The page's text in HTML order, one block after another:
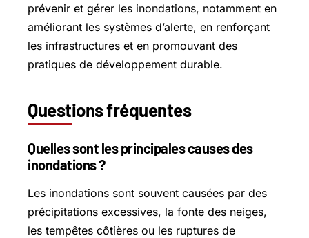
prévenir et gérer les inondations, notamment en
améliorant les systèmes d’alerte, en renforçant
les infrastructures et en promouvant des
pratiques de développement durable.
Questions fréquentes
Quelles sont les principales causes des
inondations ?
Les inondations sont souvent causées par des
précipitations excessives, la fonte des neiges,
les tempêtes côtières ou les ruptures de